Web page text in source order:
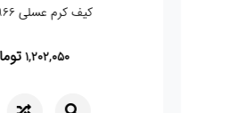
کیف جیر Gucci زرشکی 5966
1,036,750